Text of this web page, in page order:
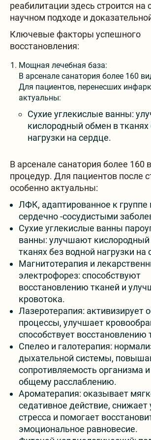
реабилитации здесь строится на
научном подходе и
Ключевые факторы успешного
восстановления:
Мощная лечебная база:
В арсенале санатория более 160
Для пациентов, перенесших
актуальны:
Сухие углекислые ванны:
кислородный обмен в тканях
нагрузки на сердце.
В арсенале санатория более 160
процедур. Для пациентов после
особенно актуальны:
ЛФК, адаптированное к группе
сердечно -сосудистыми
Сухие углекислые ванны
ванны: улучшают
тканях без водной нагрузки на
Магнитотерапия и
электрофорез: способствуют
восстановлению тканей и
кровотока.
Лазеротерапия: активизирует
процессы, улучшает
способствует восстановлению
Спелео и галотерапия:
дыхательной системы,
сопротивляемость организма
общему расслаблению.
Ароматерапия: оказывает
седативное действие, снижает
стресса и помогает
эмоциональное равновесие.